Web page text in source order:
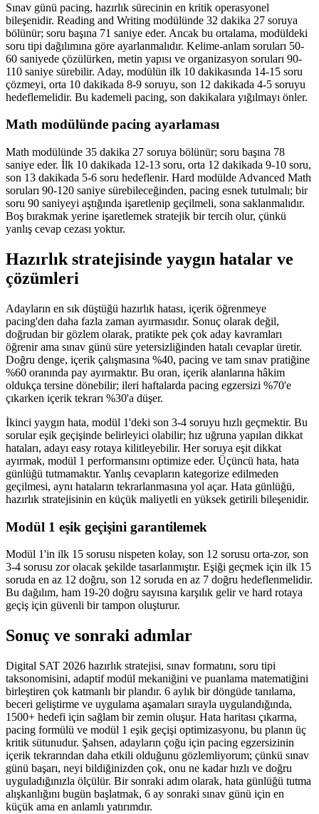
Sınav günü pacing, hazırlık sürecinin en kritik operasyonel
bileşenidir. Reading and Writing modülünde 32 dakika 27 soruya
bölünür; soru başına 71 saniye eder. Ancak bu ortalama, modüldeki
soru tipi dağılımına göre ayarlanmalıdır. Kelime-anlam soruları 50-
60 saniyede çözülürken, metin yapısı ve organizasyon soruları 90-
110 saniye sürebilir. Aday, modülün ilk 10 dakikasında 14-15 soru
çözmeyi, orta 10 dakikada 8-9 soruyu, son 12 dakikada 4-5 soruyu
hedeflemelidir. Bu kademeli pacing, son dakikalara yığılmayı önler.
Math modülünde pacing ayarlaması
Math modülünde 35 dakika 27 soruya bölünür; soru başına 78
saniye eder. İlk 10 dakikada 12-13 soru, orta 12 dakikada 9-10 soru,
son 13 dakikada 5-6 soru hedeflenir. Hard modülde Advanced Math
soruları 90-120 saniye sürebileceğinden, pacing esnek tutulmalı; bir
soru 90 saniyeyi aştığında işaretlenip geçilmeli, sona saklanmalıdır.
Boş bırakmak yerine işaretlemek stratejik bir tercih olur, çünkü
yanlış cevap cezası yoktur.
Hazırlık stratejisinde yaygın hatalar ve
çözümleri
Adayların en sık düştüğü hazırlık hatası, içerik öğrenmeye
pacing'den daha fazla zaman ayırmasıdır. Sonuç olarak değil,
doğrudan bir gözlem olarak, pratikte pek çok aday kavramları
öğrenir ama sınav günü süre yetersizliğinden hatalı cevaplar üretir.
Doğru denge, içerik çalışmasına %40, pacing ve tam sınav pratiğine
%60 oranında pay ayırmaktır. Bu oran, içerik alanlarına hâkim
oldukça tersine dönebilir; ileri haftalarda pacing egzersizi %70'e
çıkarken içerik tekrarı %30'a düşer.
İkinci yaygın hata, modül 1'deki son 3-4 soruyu hızlı geçmektir. Bu
sorular eşik geçişinde belirleyici olabilir; hız uğruna yapılan dikkat
hataları, adayı easy rotaya kilitleyebilir. Her soruya eşit dikkat
ayırmak, modül 1 performansını optimize eder. Üçüncü hata, hata
günlüğü tutmamaktır. Yanlış cevapların kategorize edilmeden
geçilmesi, aynı hataların tekrarlanmasına yol açar. Hata günlüğü,
hazırlık stratejisinin en küçük maliyetli en yüksek getirili bileşenidir.
Modül 1 eşik geçişini garantilemek
Modül 1'in ilk 15 sorusu nispeten kolay, son 12 sorusu orta-zor, son
3-4 sorusu zor olacak şekilde tasarlanmıştır. Eşiği geçmek için ilk 15
soruda en az 12 doğru, son 12 soruda en az 7 doğru hedeflenmelidir.
Bu dağılım, ham 19-20 doğru sayısına karşılık gelir ve hard rotaya
geçiş için güvenli bir tampon oluşturur.
Sonuç ve sonraki adımlar
Digital SAT 2026 hazırlık stratejisi, sınav formatını, soru tipi
taksonomisini, adaptif modül mekaniğini ve puanlama matematiğini
birleştiren çok katmanlı bir plandır. 6 aylık bir döngüde tanılama,
beceri geliştirme ve uygulama aşamaları sırayla uygulandığında,
1500+ hedefi için sağlam bir zemin oluşur. Hata haritası çıkarma,
pacing formülü ve modül 1 eşik geçişi optimizasyonu, bu planın üç
kritik sütunudur. Şahsen, adayların çoğu için pacing egzersizinin
içerik tekrarından daha etkili olduğunu gözlemliyorum; çünkü sınav
günü başarı, neyi bildiğinizden çok, onu ne kadar hızlı ve doğru
uyguladığınızla ölçülür. Bir sonraki adım olarak, hata günlüğü tutma
alışkanlığını bugün başlatmak, 6 ay sonraki sınav günü için en
küçük ama en anlamlı yatırımdır.